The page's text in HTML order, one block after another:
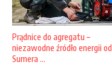
Prądnice do agregatu –
niezawodne źródło energii od
Sumera ...